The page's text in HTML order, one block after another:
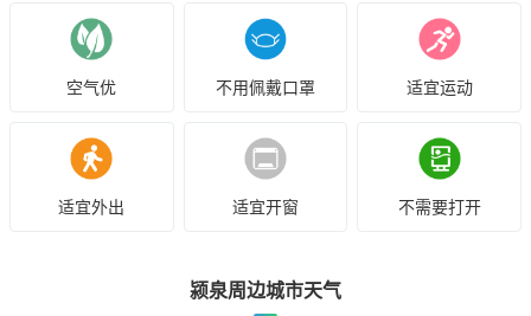
空气优 不用佩戴口罩 适宜运动
适宜外出 适宜开窗 不需要打开
颍泉周边城市天气